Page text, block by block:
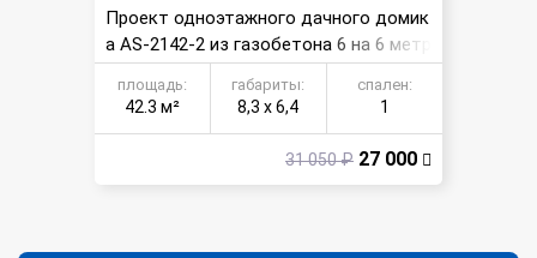
Проект одноэтажного дачного домик
а AS-2142-2 из газобетона 6 на 6 метр
площадь:
42.3 м²
габариты:
8,3 х 6,4
спален:
1
31 050 ₽ 27 000